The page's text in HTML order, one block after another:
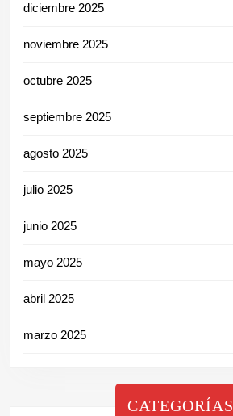
diciembre 2025
noviembre 2025
octubre 2025
septiembre 2025
agosto 2025
julio 2025
junio 2025
mayo 2025
abril 2025
marzo 2025
CATEGORÍAS